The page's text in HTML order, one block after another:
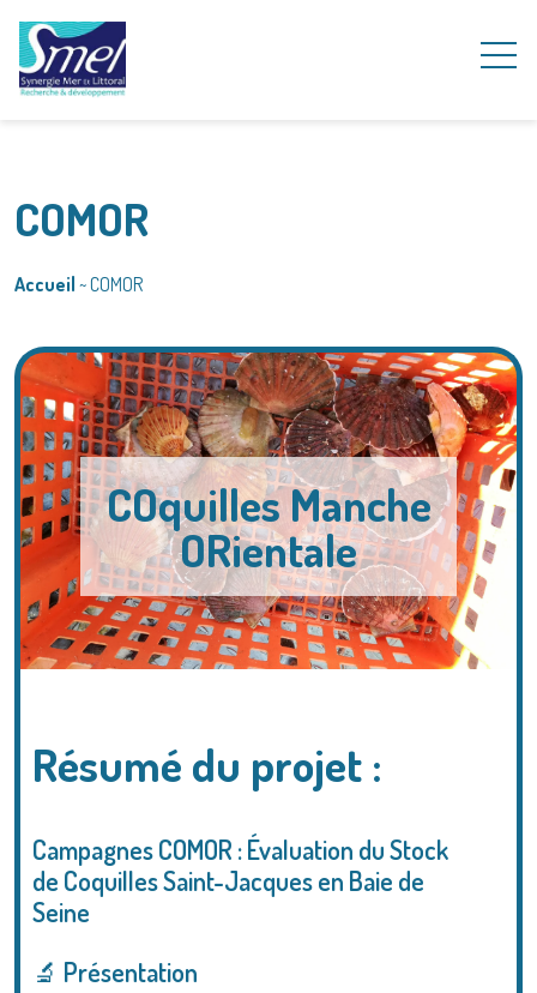
COMOR
Accueil ~COMOR
COquilles Manche
ORientale
Résumé du projet :
Campagnes COMOR : Évaluation du Stock
de Coquilles Saint-Jacques en Baie de
Seine
🔬 Présentation